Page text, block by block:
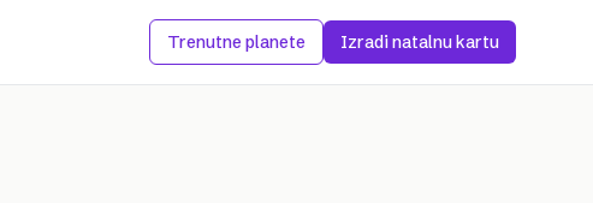
Trenutne planete Izradi natalnu kartu